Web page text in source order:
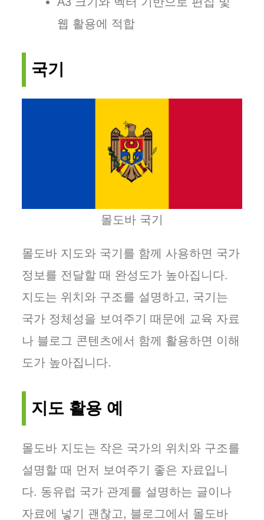
웹 활용에 적합
국기
몰도바 국기
몰도바 지도와 국기를 함께 사용하면 국가
정보를 전달할 때 완성도가 높아집니다.
지도는 위치와 구조를 설명하고, 국기는
국가 정체성을 보여주기 때문에 교육 자료
나 블로그 콘텐츠에서 함께 활용하면 이해
도가 높아집니다.
지도 활용 예
몰도바 지도는 작은 국가의 위치와 구조를
설명할 때 먼저 보여주기 좋은 자료입니
다. 동유럽 국가 관계를 설명하는 글이나
자료에 넣기 괜찮고, 블로그에서 몰도바